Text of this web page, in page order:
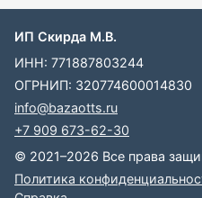
ИП Скирда М.В.
ИНН: 771887803244
ОГРНИП: 320774600014830
info@bazaotts.ru
+7 909 673-62-30
© 2021–2026 Все права
Политика